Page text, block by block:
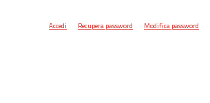
Accedi Recupera password Modifica password